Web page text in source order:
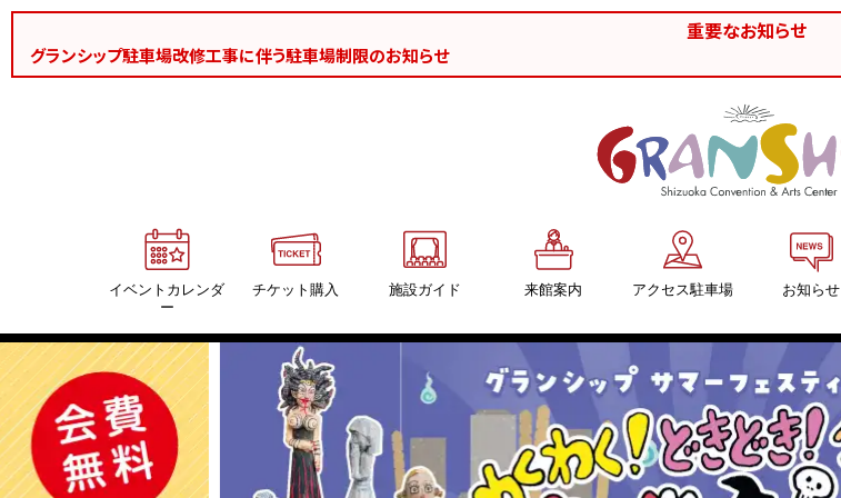
重要なお知らせ
グランシップ駐車場改修工事に伴う駐車場制限のお知らせ
イベントカレンダ
ー
イベントカレンダー
グランシップ主催イベント
静岡県内のイベント情報
チケット購入 施設ガイド
施設ガイド
中ホール・大地
会議ホール・風
会議室（18室）
交流ホール
来館案内 アクセス駐車場
交通アクセス
駐車場
駐輪場
お知らせ
公演・イベントに参加する
おすすめ情報